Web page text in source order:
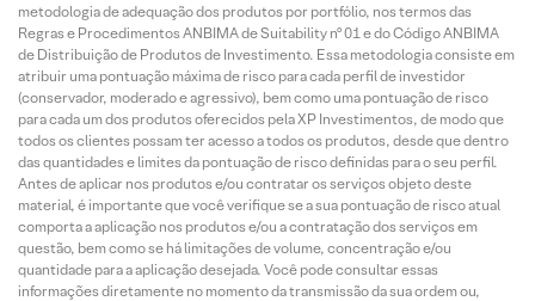
metodologia de adequação dos produtos por portfólio, nos termos das
Regras e Procedimentos ANBIMA de Suitability nº 01 e do Código ANBIMA
de Distribuição de Produtos de Investimento. Essa metodologia consiste em
atribuir uma pontuação máxima de risco para cada perfil de investidor
(conservador, moderado e agressivo), bem como uma pontuação de risco
para cada um dos produtos oferecidos pela XP Investimentos, de modo que
todos os clientes possam ter acesso a todos os produtos, desde que dentro
das quantidades e limites da pontuação de risco definidas para o seu perfil.
Antes de aplicar nos produtos e/ou contratar os serviços objeto deste
material, é importante que você verifique se a sua pontuação de risco atual
comporta a aplicação nos produtos e/ou a contratação dos serviços em
questão, bem como se há limitações de volume, concentração e/ou
quantidade para a aplicação desejada. Você pode consultar essas
informações diretamente no momento da transmissão da sua ordem ou,